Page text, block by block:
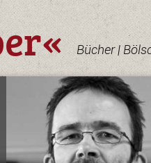
Bücher |